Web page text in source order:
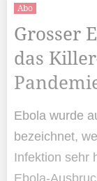
Abo
Grosser
das
Ebola wurde
bezeichnet,
Infektion sehr
Ebola-